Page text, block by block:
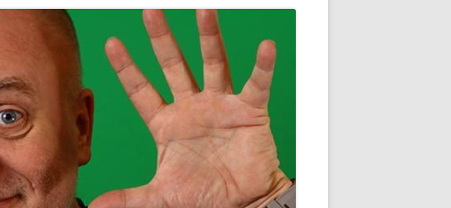
REFERENZEN ERFAHRUNGEN UND
NEWSLETTER
DOWNLOADS
FAQ
DATENSCHUTZ
IMPRESSUM